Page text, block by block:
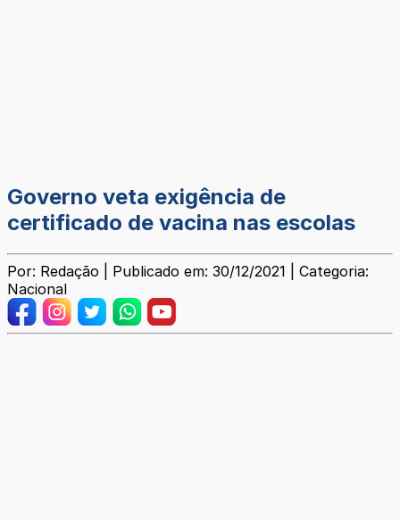
Governo veta exigência de
certificado de vacina nas escolas
Por: Redação | Publicado em: 30/12/2021 | Categoria:
Nacional